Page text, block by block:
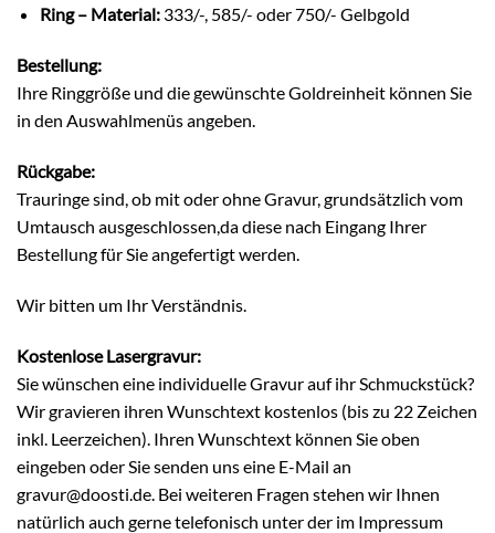
Ring – Material:333/-, 585/- oder 750/- Gelbgold
Bestellung:
Ihre Ringgröße und die gewünschte Goldreinheit können Sie
in den Auswahlmenüs angeben.
Rückgabe:
Trauringe sind, ob mit oder ohne Gravur, grundsätzlich vom
Umtausch ausgeschlossen,da diese nach Eingang Ihrer
Bestellung für Sie angefertigt werden.
Wir bitten um Ihr Verständnis.
Kostenlose Lasergravur:
Sie wünschen eine individuelle Gravur auf ihr Schmuckstück?
Wir gravieren ihren Wunschtext kostenlos (bis zu 22 Zeichen
inkl. Leerzeichen). Ihren Wunschtext können Sie oben
eingeben oder Sie senden uns eine E-Mail an
gravur@doosti.de. Bei weiteren Fragen stehen wir Ihnen
natürlich auch gerne telefonisch unter der im Impressum